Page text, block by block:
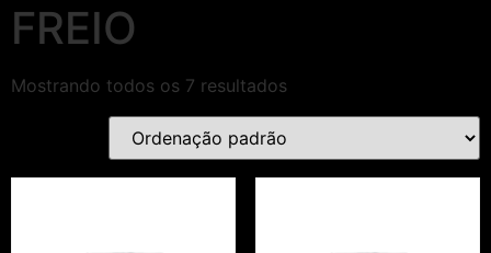
FREIO
Mostrando todos os 7 resultados